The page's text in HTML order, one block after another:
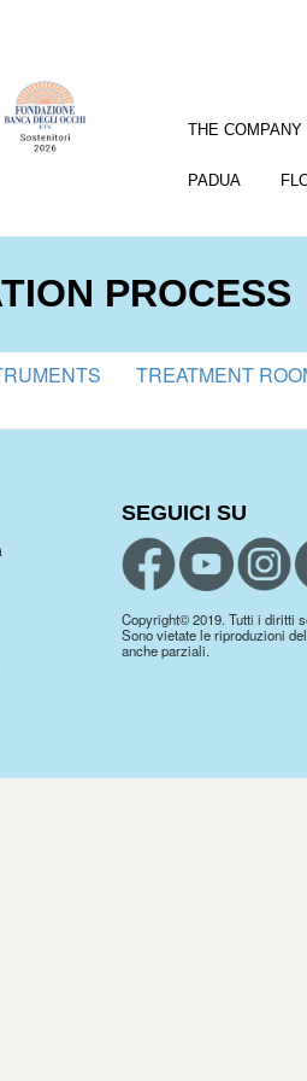
THE COMPANY
PADUA
PROCESS
TREATMENT
SEGUICI SU
Copyright© 2019. Tutti i diritti
Sono vietate le riproduzioni
anche parziali.